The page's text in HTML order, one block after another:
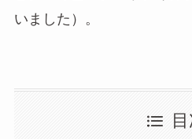
いました）。